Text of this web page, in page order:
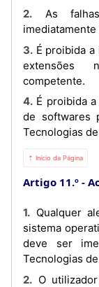
2. As falhas e vulnerabilidades devem ser
3. É proibida a instalação de softwares, aplicativos ou
extensões
competente.
4. É proibida a remoção, substituição ou modificação
de softwares
Tecnologias
⇡ Início da Página
Artigo 11.º
1. Qualquer alerta de desactualização de antivírus,
sistema
deve ser
Tecnologias
2. O utilizador não deve tentar corrigir ou ignorar